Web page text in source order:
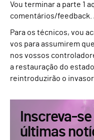
Vou terminar a parte 1
comentários/feedback.
Para os técnicos, vou
vos para assumirem
nos vossos
a restauração do
reintroduzirão o
Inscreva-
últimas